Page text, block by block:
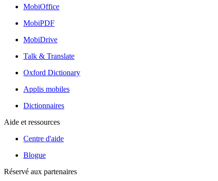
MobiOffice
MobiPDF
MobiDrive
Talk & Translate
Oxford Dictionary
Applis mobiles
Dictionnaires
Aide et ressources
Centre d'aide
Blogue
Réservé aux partenaires